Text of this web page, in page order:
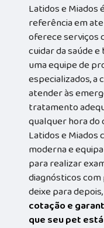
Latidos e Miados
referência em
oferece serviços
cuidar da saúde
uma equipe de
especializados, a
atender às
tratamento
qualquer hora do
Latidos e
moderna e
para realizar
diagnósticos com
deixe para depois,
cotação e
que seu pet